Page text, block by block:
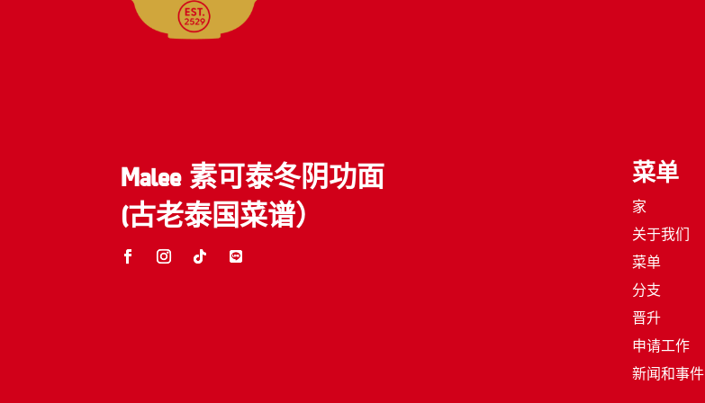
Malee 素可泰冬阴功面
(古老泰国菜谱）
菜单
家
关于我们
菜单
分支
晋升
申请工作
新闻和事件